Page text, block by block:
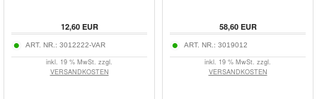
12,60EUR
ART. NR.: 3012222-VAR
inkl. 19 % MwSt. zzgl.
VERSANDKOSTEN
58,60EUR
ART. NR.: 3019012
inkl. 19 % MwSt. zzgl.
VERSANDKOSTEN